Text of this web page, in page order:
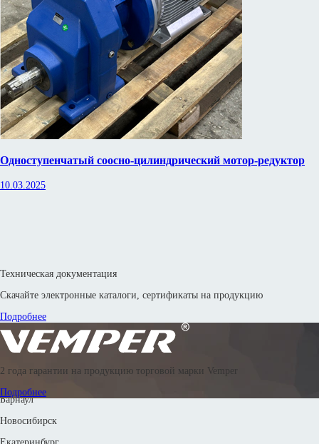
Одноступенчатый соосно-цилиндрический мотор-редуктор
10.03.2025
Техническая документация
Скачайте электронные каталоги, сертификаты на продукцию
Подробнее
2 года гарантии на продукцию торговой марки Vemper
Подробнее
8 800 302 88 24
8 800 302 42 83 8 800 302 67 18
8 (351) 799-58-33
Барнаул
Новосибирск